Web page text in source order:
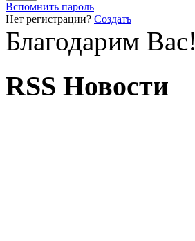
Вспомнить пароль
Нет регистрации? Создать
Благодарим Вас!
RSS Новости